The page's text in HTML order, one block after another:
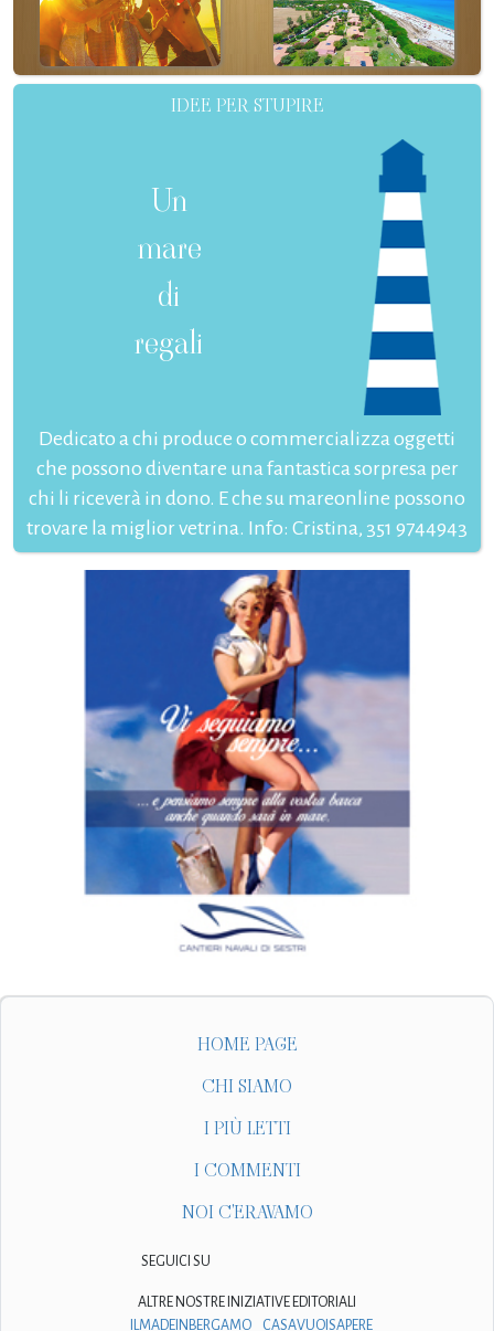
IDEE PER STUPIRE
Un
mare
di
regali
Dedicato a chi produce o commercializza oggetti
che possono diventare una fantastica sorpresa per
chi li riceverà in dono. E che su mareonline possono
trovare la miglior vetrina. Info: Cristina, 351 9744943
HOME PAGE
CHI SIAMO
I PIÙ LETTI
I COMMENTI
NOI C'ERAVAMO
SEGUICI SU
ALTRE NOSTRE INIZIATIVE EDITORIALI
ILMADEINBERGAMO
CASAVUOISAPERE